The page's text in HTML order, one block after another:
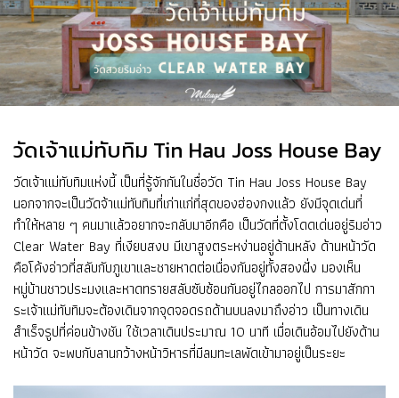
วัดเจ้าแม่ทับทิม Tin Hau Joss House Bay
วัดเจ้าแม่ทับทิมแห่งนี้ เป็นที่รู้จักกันในชื่อวัด Tin Hau Joss House Bay
นอกจากจะเป็นวัดจ้าแม่ทับทิมที่เก่าแก่ที่สุดของฮ่องกงแล้ว ยังมีจุดเด่นที่
ทำให้หลาย ๆ คนมาแล้วอยากจะกลับมาอีกคือ เป็นวัดที่ตั้งโดดเด่นอยู่ริมอ่าว
Clear Water Bay ที่เงียบสงบ มีเขาสูงตระหง่านอยู่ด้านหลัง ด้านหน้าวัด
คือโค้งอ่าวที่สลับกับภูเขาและชายหาดต่อเนื่องกันอยู่ทั้งสองฝั่ง มองเห็น
หมู่บ้านชาวประมงและหาดทรายสลับซับซ้อนกันอยู่ไกลออกไป การมาสักกา
ระเจ้าแม่ทับทิมจะต้องเดินจากจุดจอดรถด้านบนลงมาถึงอ่าว เป็นทางเดิน
สำเร็จรูปที่ค่อนข้างชัน ใช้เวลาเดินประมาณ 10 นาที เมื่อเดินอ้อมไปยังด้าน
หน้าวัด จะพบกับลานกว้างหน้าวิหารที่มีลมทะเลพัดเข้ามาอยู่เป็นระยะ